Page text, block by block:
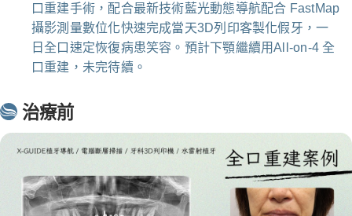
口重建手術，配合最新技術藍光動態導航配合 FastMap
攝影測量數位化快速完成當天3D列印客製化假牙，一
日全口速定恢復病患笑容。預計下顎繼續用All-on-4 全
口重建，未完待續。
治療前